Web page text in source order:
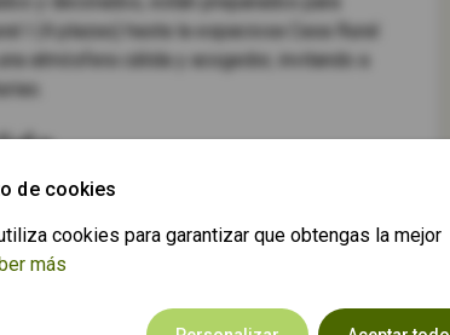
I (4 plazas) hasta la espaciosa Casa Rural
atmósfera cálida y acogedor, invitando a
, un lugar tranquilo y amplio en plena
la compañía de los animales domésticos
conejos y aves, este rincón único ofrece
de cookies
cookies para garantizar que obtengas la mejor
más